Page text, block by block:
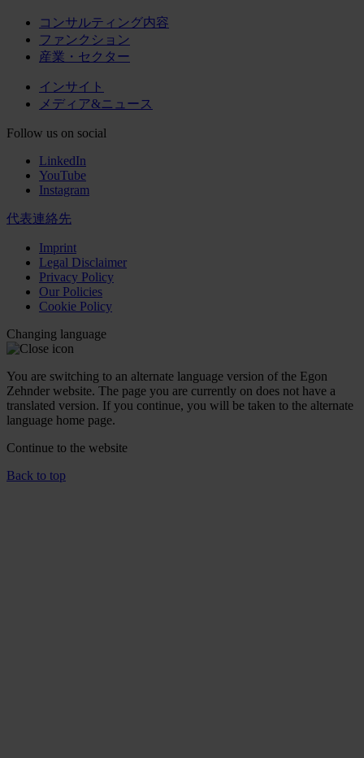
コンサルティング内容
ファンクション
産業・セクター
インサイト
メディア&ニュース
Follow us on social
LinkedIn
YouTube
Instagram
代表連絡先
Imprint
Legal Disclaimer
Privacy Policy
Our Policies
Cookie Policy
Changing language
You are switching to an alternate language version of the Egon
Zehnder website. The page you are currently on does not have a
translated version. If you continue, you will be taken to the alternate
language home page.
Continue to the website
Back to top